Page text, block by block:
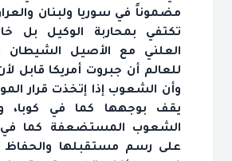
مضموناً في سوريا ولبنان
تكتفي بمحاربة الوكيل بل
العلني مع الأصيل الشيطان
للعالم أن جبروت أمريكا قابل
وأن الشعوب إذا إتخذت قرار
يقف بوجهها كما في كوبا،
الشعوب المستضعفة كما في
على رسم مستقبلها والحفاظ